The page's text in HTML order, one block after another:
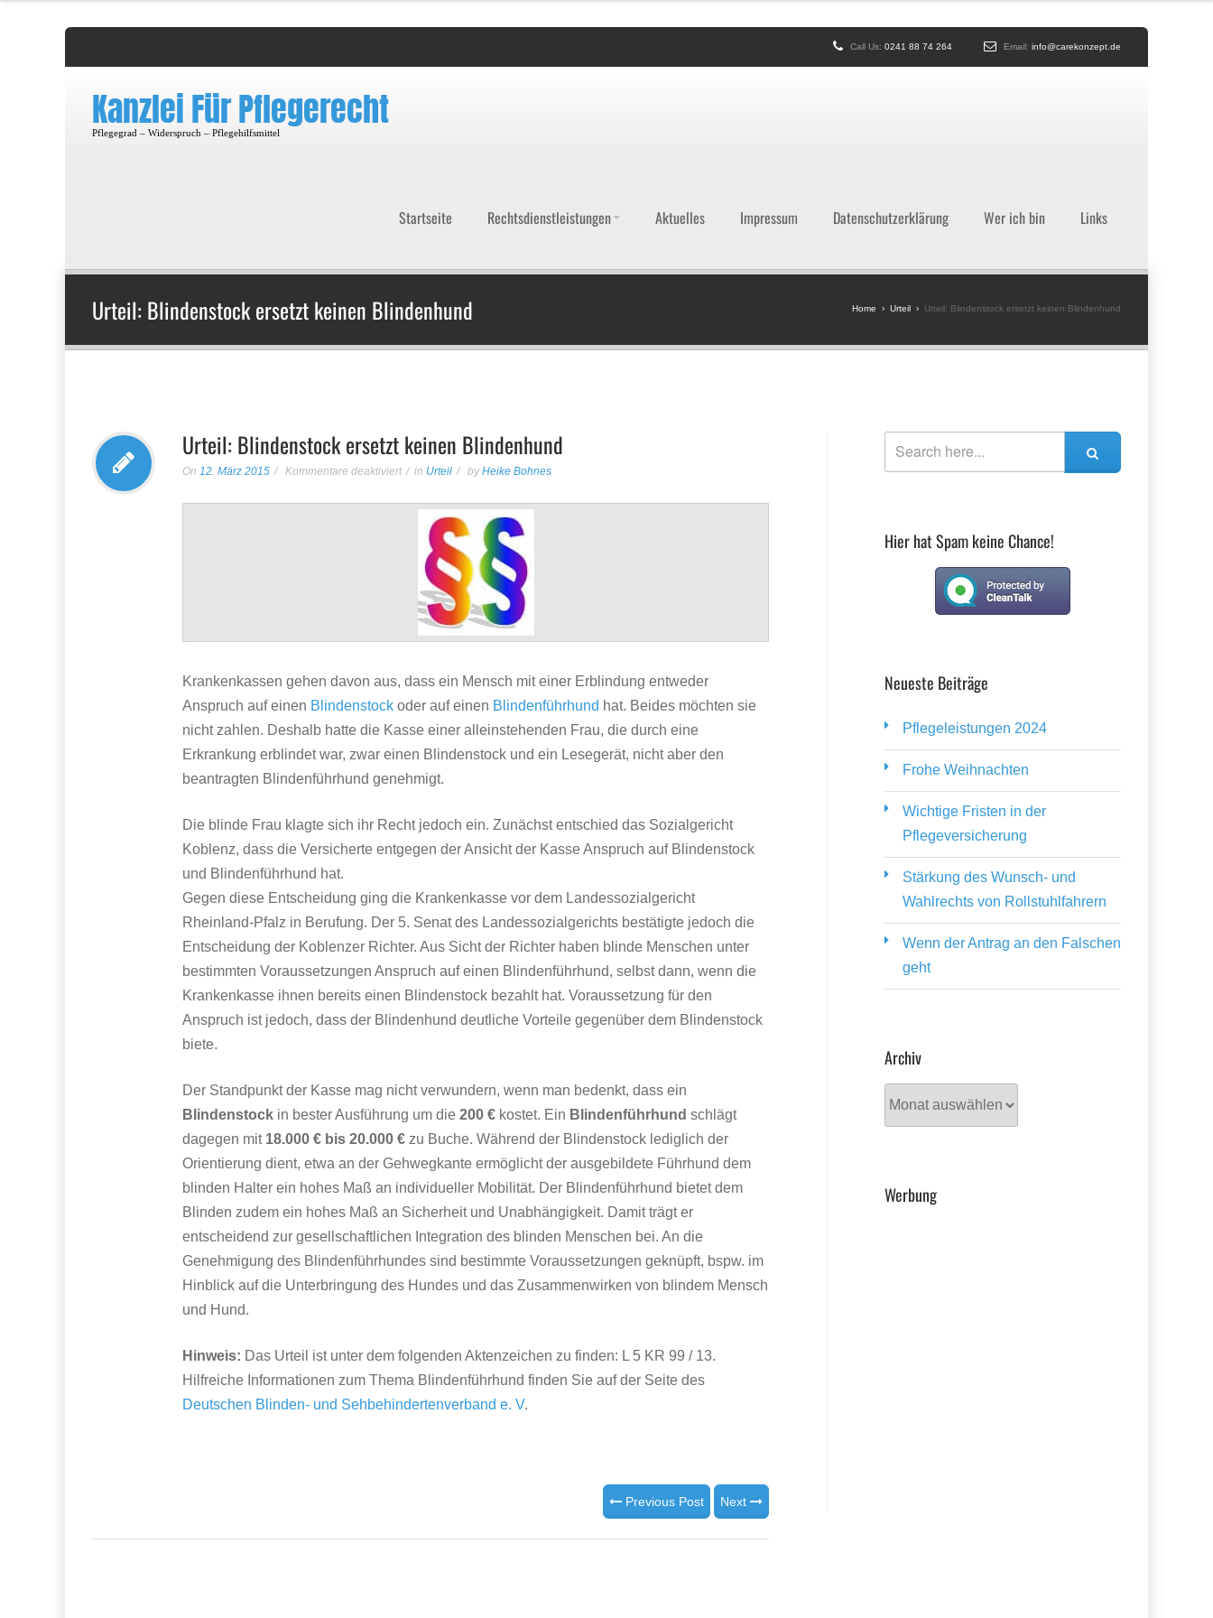
Call Us: 0241 88 74 264 Email: info@carekonzept.de
Kanzlei Für Pflegerecht
Pflegegrad – Widerspruch – Pflegehilfsmittel
Startseite Rechtsdienstleistungen Aktuelles Impressum Datenschutzerklärung Wer ich bin Links
Urteil: Blindenstock ersetzt keinen Blindenhund Home › Urteil › Urteil: Blindenstock ersetzt keinen Blindenhund
Urteil: Blindenstock ersetzt keinen Blindenhund
On 12. März 2015 Kommentare deaktiviertfür
Blindenstock
ersetzt
keinen
Blindenhund
in Urteil byHeike Bohnes
Krankenkassen gehen davon aus, dass ein Mensch mit einer Erblindung entweder
Anspruch auf einen Blindenstock oder auf einen Blindenführhund hat. Beides möchten sie
nicht zahlen. Deshalb hatte die Kasse einer alleinstehenden Frau, die durch eine
Erkrankung erblindet war, zwar einen Blindenstock und ein Lesegerät, nicht aber den
beantragten Blindenführhund genehmigt.
Die blinde Frau klagte sich ihr Recht jedoch ein. Zunächst entschied das Sozialgericht
Koblenz, dass die Versicherte entgegen der Ansicht der Kasse Anspruch auf Blindenstock
und Blindenführhund hat.
Gegen diese Entscheidung ging die Krankenkasse vor dem Landessozialgericht
Rheinland-Pfalz in Berufung. Der 5. Senat des Landessozialgerichts bestätigte jedoch die
Entscheidung der Koblenzer Richter. Aus Sicht der Richter haben blinde Menschen unter
bestimmten Voraussetzungen Anspruch auf einen Blindenführhund, selbst dann, wenn die
Krankenkasse ihnen bereits einen Blindenstock bezahlt hat. Voraussetzung für den
Anspruch ist jedoch, dass der Blindenhund deutliche Vorteile gegenüber dem Blindenstock
biete.
Der Standpunkt der Kasse mag nicht verwundern, wenn man bedenkt, dass ein
Blindenstock in bester Ausführung um die 200 € kostet. Ein Blindenführhund schlägt
dagegen mit 18.000 € bis 20.000 € zu Buche. Während der Blindenstock lediglich der
Orientierung dient, etwa an der Gehwegkante ermöglicht der ausgebildete Führhund dem
blinden Halter ein hohes Maß an individueller Mobilität. Der Blindenführhund bietet dem
Blinden zudem ein hohes Maß an Sicherheit und Unabhängigkeit. Damit trägt er
entscheidend zur gesellschaftlichen Integration des blinden Menschen bei. An die
Genehmigung des Blindenführhundes sind bestimmte Voraussetzungen geknüpft, bspw. im
Hinblick auf die Unterbringung des Hundes und das Zusammenwirken von blindem Mensch
und Hund.
Hinweis: Das Urteil ist unter dem folgenden Aktenzeichen zu finden: L 5 KR 99 / 13.
Hilfreiche Informationen zum Thema Blindenführhund finden Sie auf der Seite des
Deutschen Blinden- und Sehbehindertenverband e. V.
Previous Post Next
Hier hat Spam keine Chance!
Neueste Beiträge
Pflegeleistungen 2024
Frohe Weihnachten
Wichtige Fristen in der
Pflegeversicherung
Stärkung des Wunsch- und
Wahlrechts von Rollstuhlfahrern
Wenn der Antrag an den Falschen
geht
Archiv
Werbung